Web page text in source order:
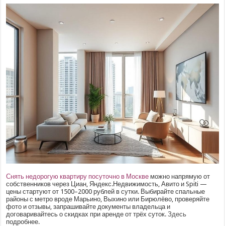
Снять недорогую квартиру посуточно в Москве можно напрямую от
собственников через Циан, Яндекс.Недвижимость, Авито и Spiti —
цены стартуют от 1500–2000 рублей в сутки. Выбирайте спальные
районы с метро вроде Марьино, Выхино или Бирюлёво, проверяйте
фото и отзывы, запрашивайте документы владельца и
договаривайтесь о скидках при аренде от трёх суток.Здесь
подробнее.